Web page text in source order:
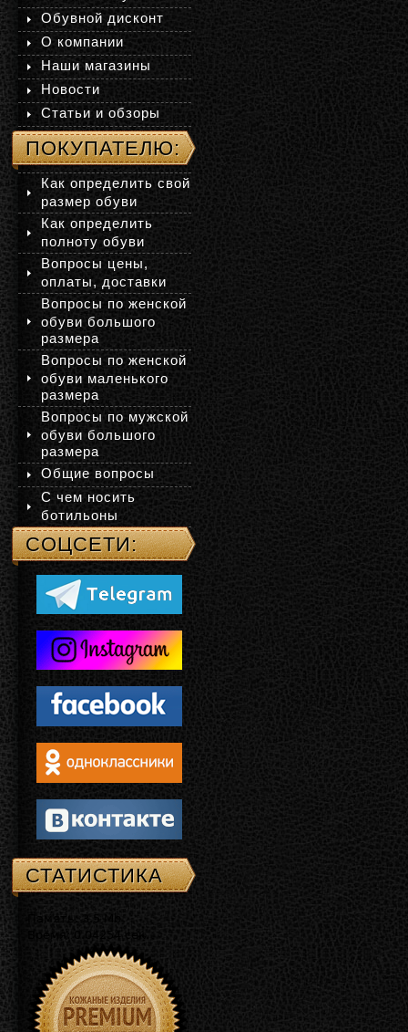
Обувной дисконт
О компании
Наши магазины
Новости
Статьи и обзоры
ПОКУПАТЕЛЮ:
Как определить свой
размер обуви
Как определить
полноту обуви
Вопросы цены,
оплаты, доставки
Вопросы по женской
обуви большого
размера
Вопросы по женской
обуви маленького
размера
Вопросы по мужской
обуви большого
размера
Общие вопросы
С чем носить
ботильоны
СОЦСЕТИ:
СТАТИСТИКА
Память: 3.5 Mb
Время: 0.04254 сек.